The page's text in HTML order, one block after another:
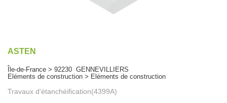
ASTEN
Île-de-France > 92230 GENNEVILLIERS
Eléments de construction > Eléments de construction
Travaux d'étanchéification(4399A)